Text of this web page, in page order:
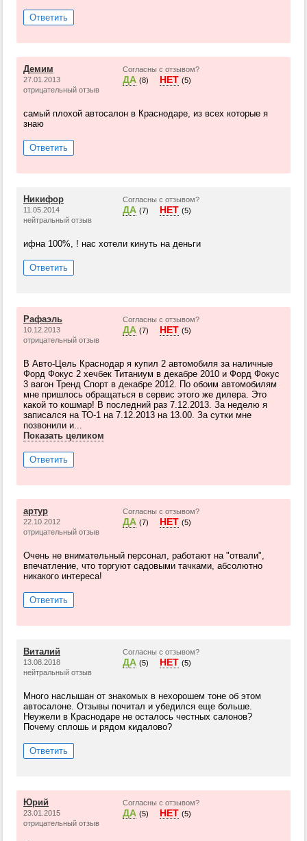
Ответить
Демим
27.01.2013
отрицательный отзыв
Согласны с отзывом?
ДА (8) НЕТ (5)
самый плохой автосалон в Краснодаре, из всех которые я
знаю
Ответить
Никифор
11.05.2014
нейтральный отзыв
Согласны с отзывом?
ДА (7) НЕТ (5)
ифна 100%, ! нас хотели кинуть на деньги
Ответить
Рафаэль
10.12.2013
отрицательный отзыв
Согласны с отзывом?
ДА (7) НЕТ (5)
В Авто-Цель Краснодар я купил 2 автомобиля за наличные
Форд Фокус 2 хечбек Титаниум в декабре 2010 и Форд Фокус
3 вагон Тренд Спорт в декабре 2012. По обоим автомобилям
мне пришлось обращаться в сервис этого же дилера. Это
какой то кошмар! В последний раз 7.12.2013. За неделю я
записался на ТО-1 на 7.12.2013 на 13.00. За сутки мне
позвонили и...
Показать целиком
Ответить
артур
22.10.2012
отрицательный отзыв
Согласны с отзывом?
ДА (7) НЕТ (5)
Очень не внимательный персонал, работают на "отвали",
впечатление, что торгуют садовыми тачками, абсолютно
никакого интереса!
Ответить
Виталий
13.08.2018
нейтральный отзыв
Согласны с отзывом?
ДА (5) НЕТ (5)
Много наслышан от знакомых в нехорошем тоне об этом
автосалоне. Отзывы почитал и убедился еще больше.
Неужели в Краснодаре не осталось честных салонов?
Почему сплошь и рядом кидалово?
Ответить
Юрий
23.01.2015
отрицательный отзыв
Согласны с отзывом?
ДА (5) НЕТ (5)